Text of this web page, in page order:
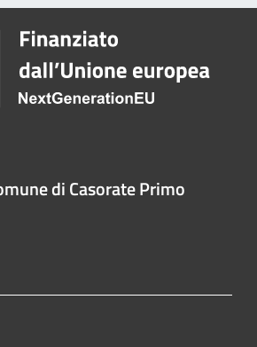
di Casorate Primo